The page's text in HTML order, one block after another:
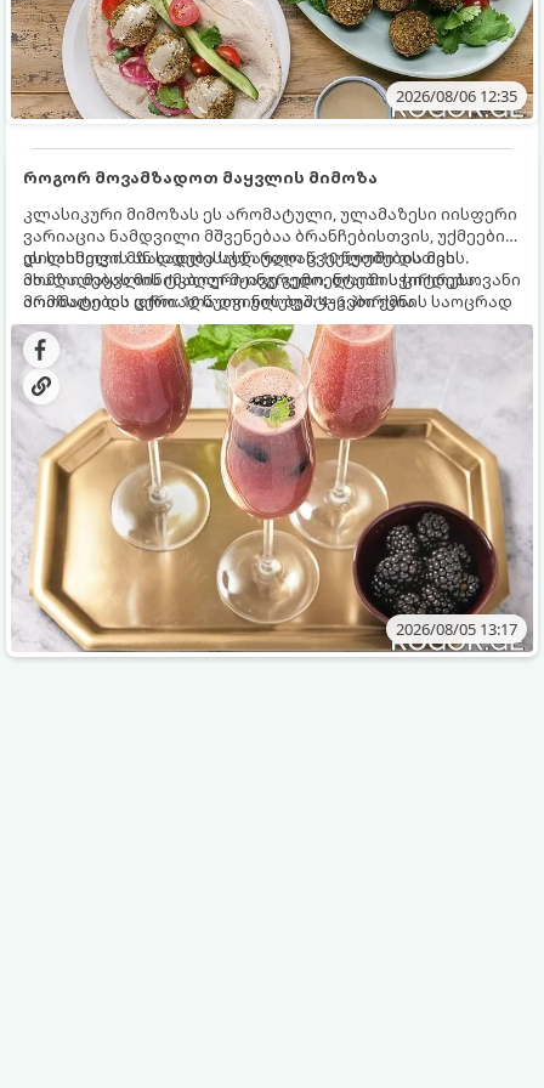
2026/08/06 12:35
როგორ მოვამზადოთ მაყვლის მიმოზა
კლასიკური მიმოზას ეს არომატული, ულამაზესი იისფერი
ვარიაცია ნამდვილი მშვენებაა ბრანჩებისთვის, უქმეების
დილისთვის ან სადღესასწაულო წვეულებებისთვის.
ახალი მაყვლის ტკბილ-მჟავე გემო, ლაიმის ციტრუსოვანი
არომატი და ცქრიალა ღვინის ბუშტუკები ქმნის საოცრად
დახვეწილ და მაგრილებელ კოქტეილს.
ეს სასმელი მზადდება სულ რაღაც 10 წუთში და მის
მომზადებას მინიმალური ინგრედიენტები სჭირდება.
მომზადების დრო: 10 წუთი ულუფა: 4–6 პორცია
2026/08/05 13:17